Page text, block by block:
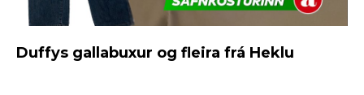
Duffys gallabuxur og fleira frá Heklu